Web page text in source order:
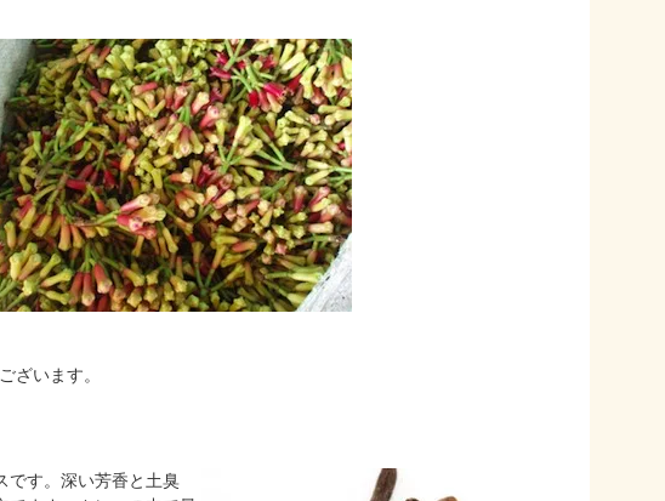
ざいます。
です。深い芳香と土臭